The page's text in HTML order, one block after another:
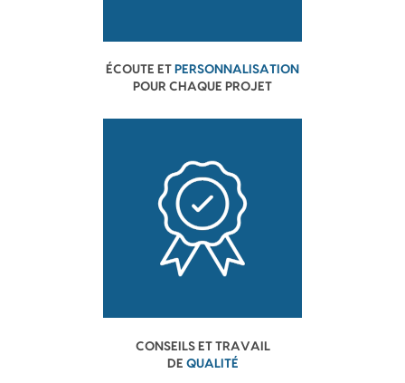
ÉCOUTE ET PERSONNALISATION
POUR CHAQUE PROJET
CONSEILS ET TRAVAIL
DE QUALITÉ